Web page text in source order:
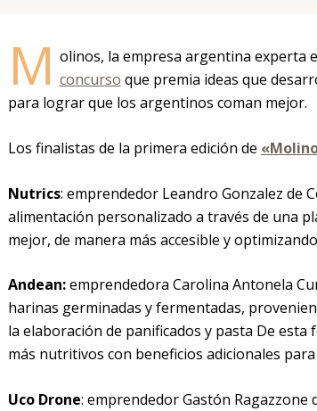
M olinos, la empresa argentina experta
concurso que premia ideas que
para lograr que los argentinos coman mejor.
Los finalistas de la primera edición de
Nutrics: emprendedor Leandro Gonzalez de
alimentación personalizado a través de una
mejor, de manera más accesible y
Andean:emprendedora Carolina Antonela
harinas germinadas y fermentadas,
la elaboración de panificados y pasta De
más nutritivos con beneficios adicionales para
Uco Drone: emprendedor Gastón